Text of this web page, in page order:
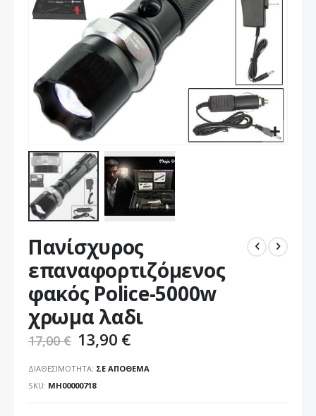
στην
αρχή
της
εικόνων
Πανίσχυρος
επαναφορτιζόμενος
φακός Police-5000w
χρωμα λαδι
17,00 € 13,90 €
ΔΙΑΘΕΣΙΜΌΤΗΤΑ: ΣΕ ΑΠΌΘΕΜΑ
SKU ΜΗ00000718